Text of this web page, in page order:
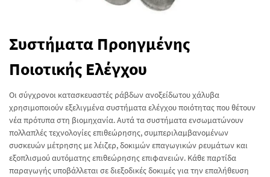
Συστήματα Προηγμένης
Ποιοτικής Ελέγχου
Οι σύγχρονοι κατασκευαστές ράβδων ανοξείδωτου χάλυβα
χρησιμοποιούν εξελιγμένα συστήματα ελέγχου ποιότητας που θέτουν
νέα πρότυπα στη βιομηχανία. Αυτά τα συστήματα ενσωματώνουν
πολλαπλές τεχνολογίες επιθεώρησης, συμπεριλαμβανομένων
συσκευών μέτρησης με λέιζερ, δοκιμών επαγωγικών ρευμάτων και
εξοπλισμού αυτόματης επιθεώρησης επιφανειών. Κάθε παρτίδα
παραγωγής υποβάλλεται σε διεξοδικές δοκιμές για την επαλήθευση